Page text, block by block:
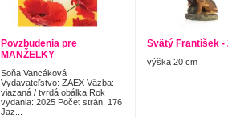
Povzbudenia pre
MANŽELKY
Soňa Vancáková
Vydavateľstvo: ZAEX Väzba:
viazaná / tvrdá obálka Rok
vydania: 2025 Počet strán: 176
Jaz...
Svätý František -
výška 20 cm